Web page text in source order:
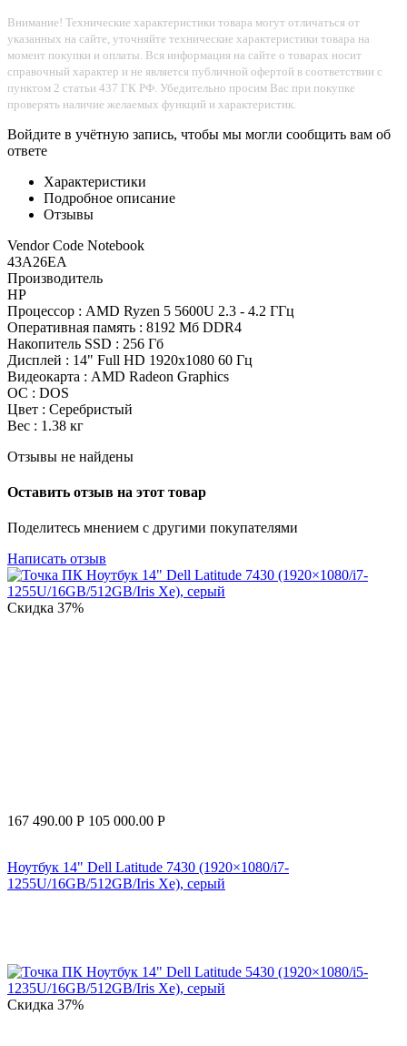
Внимание! Технические характеристики товара могут отличаться от
указанных на сайте, уточняйте технические характеристики товара на
момент покупки и оплаты. Вся информация на сайте о товарах носит
справочный характер и не является публичной офертой в соответствии с
пунктом 2 статьи 437 ГК РФ. Убедительно просим Вас при покупке
проверять наличие желаемых функций и характеристик.
Войдите в учётную запись, чтобы мы могли сообщить вам об
ответе
Характеристики
Подробное описание
Отзывы
Vendor Code Notebook
43A26EA
Производитель
HP
Процессор : AMD Ryzen 5 5600U 2.3 - 4.2 ГГц
Оперативная память : 8192 Мб DDR4
Накопитель SSD : 256 Гб
Дисплей : 14" Full HD 1920x1080 60 Гц
Видеокарта : AMD Radeon Graphics
ОС : DOS
Цвет : Серебристый
Вес : 1.38 кг
Отзывы не найдены
Оставить отзыв на этот товар
Поделитесь мнением с другими покупателями
Написать отзыв
Скидка 37%
167 490.00 Р 105 000.00 Р
Ноутбук 14" Dell Latitude 7430 (1920×1080/i7-
1255U/16GB/512GB/Iris Xe), серый
Скидка 37%